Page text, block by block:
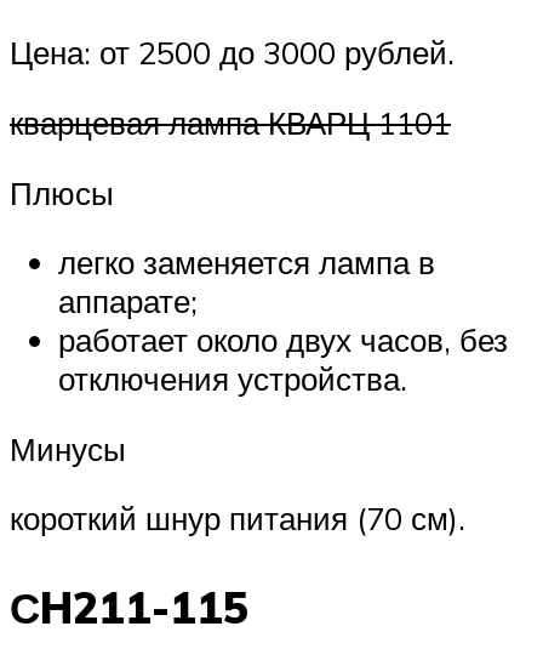
Цена: от 2500 до 3000 рублей.
кварцевая лампа КВАРЦ 1101
Плюсы
легко заменяется лампа в
аппарате;
работает около двух часов, без
отключения устройства.
Минусы
короткий шнур питания (70 см).
СH211-115